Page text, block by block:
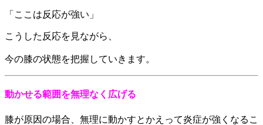
「ここは反応が強い」
こうした反応を見ながら、
今の膝の状態を把握していきます。
動かせる範囲を無理なく広げる
膝が原因の場合、無理に動かすとかえって炎症が強くなるこ